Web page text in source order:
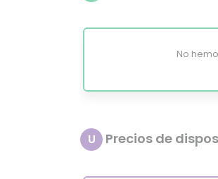
No
U Precios de